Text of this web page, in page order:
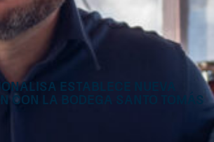
establece nueva
con la Bodega Santo Tomás